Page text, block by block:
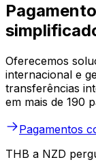
Oferecemos
internacional e
transferências
em mais de 190
Pagamentos
THB a NZD